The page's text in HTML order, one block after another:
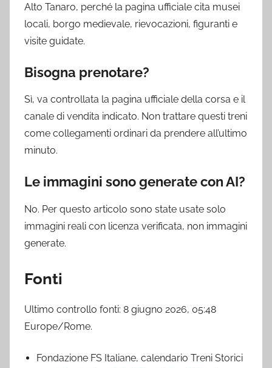
Alto Tanaro, perché la pagina ufficiale cita musei
locali, borgo medievale, rievocazioni, figuranti e
visite guidate.
Bisogna prenotare?
Sì, va controllata la pagina ufficiale della corsa e il
canale di vendita indicato. Non trattare questi treni
come collegamenti ordinari da prendere all’ultimo
minuto.
Le immagini sono generate con AI?
No. Per questo articolo sono state usate solo
immagini reali con licenza verificata, non immagini
generate.
Fonti
Ultimo controllo fonti: 8 giugno 2026, 05:48
Europe/Rome.
Fondazione FS Italiane, calendario Treni Storici